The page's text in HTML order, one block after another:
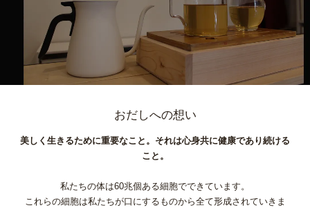
おだしへの想い
美しく生きるために重要なこと。それは心身共に健康であり続ける
こと。
私たちの体は60兆個ある細胞でできています。
これらの細胞は私たちが口にするものから全て形成されていきま